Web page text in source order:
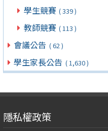
學生競賽 ( 339 )
教師競賽 ( 113 )
會議公告 ( 62 )
學生家長公告 ( 1,630 )
隱私權政策